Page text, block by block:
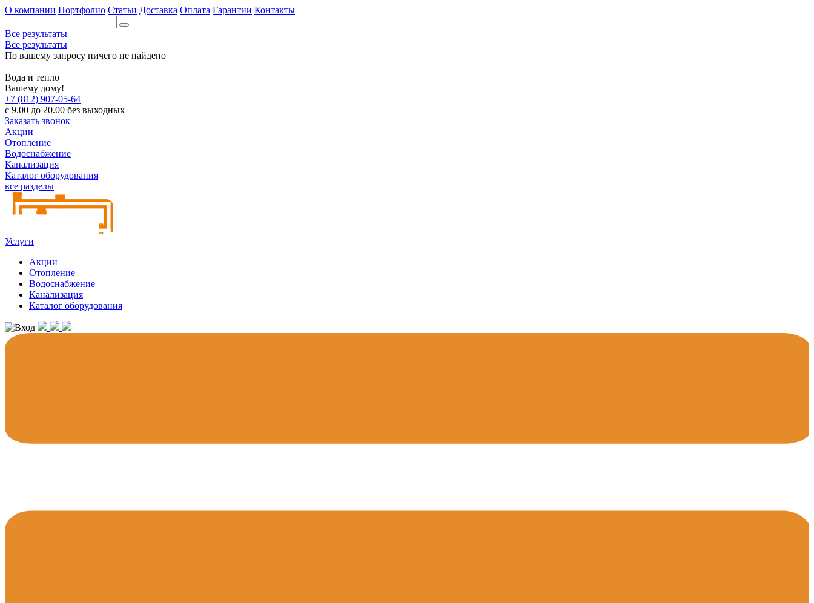
О компании Портфолио Статьи Доставка Оплата Гарантии Контакты
Все результаты
Все результаты
По вашему запросу ничего не найдено
Вода и тепло
Вашему дому!
+7 (812) 907-05-64
с 9.00 до 20.00 без выходных
Заказать звонок
Акции
Отопление
Водоснабжение
Канализация
Каталог оборудования
все разделы
Услуги
Акции
Отопление
Водоснабжение
Канализация
Каталог оборудования